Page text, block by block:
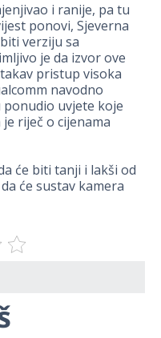
i ranije, pa tu
ponovi, Sjeverna
verziju sa
je da izvor ove
pristup visoka
navodno
uvjete koje
riječ o cijenama
će biti tanji i lakši od
će sustav kamera